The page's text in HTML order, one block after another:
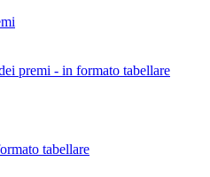
premi - in formato tabellare
tabellare